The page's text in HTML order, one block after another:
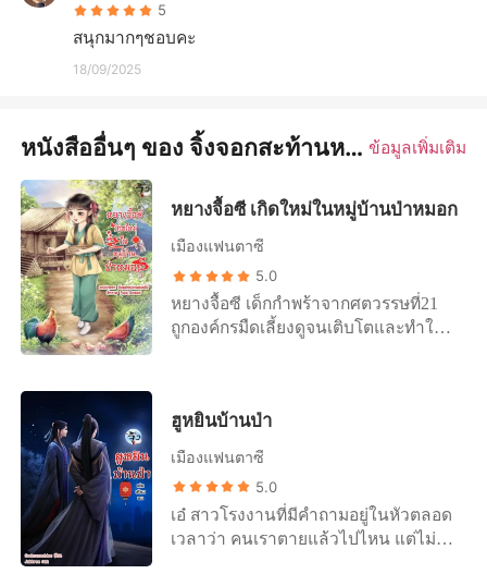
5
สนุกมากๆชอบคะ
18/09/2025
หนังสืออื่นๆ ของ จิ้งจอกสะท้านหม้อไฟ ข้อมูลเพิ่มเติม
หยางจื้อซี เกิดใหม่ในหมู่บ้านป่าหมอก
เมืองแฟนตาซี
5.0
หยางจื้อซี เด็กกำพร้าจากศตวรรษที่21
ถูกองค์กรมืดเลี้ยงดูจนเติบโตและทำให้
โดยเพื่อนสนิทที่เธอไว้ใจมากที่สุด ก่อน
สิ้นใจเธอถามเพื่อนสนิทว่าทำไม แต่ไม่
เธอได้รับคือรอยยิ้มที่ดูถูกเหยียดหยาม
และ คำว่า “โง่” จากปากของอีกฝ่าย
เท่านั้น หลังจากที่ตายไปแล้วสิ่งที่เธอคิด
ฮูหยินบ้านป่า
เมืองแฟนตาซี
5.0
เอ๋ สาวโรงงานที่มีคำถามอยู่ในหัวตลอด
เวลาว่า คนเราตายแล้วไปไหน แต่ไม่มี